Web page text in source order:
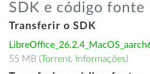
SDK e código fonte
Transferir o SDK
55 MB (Torrent, Informações)